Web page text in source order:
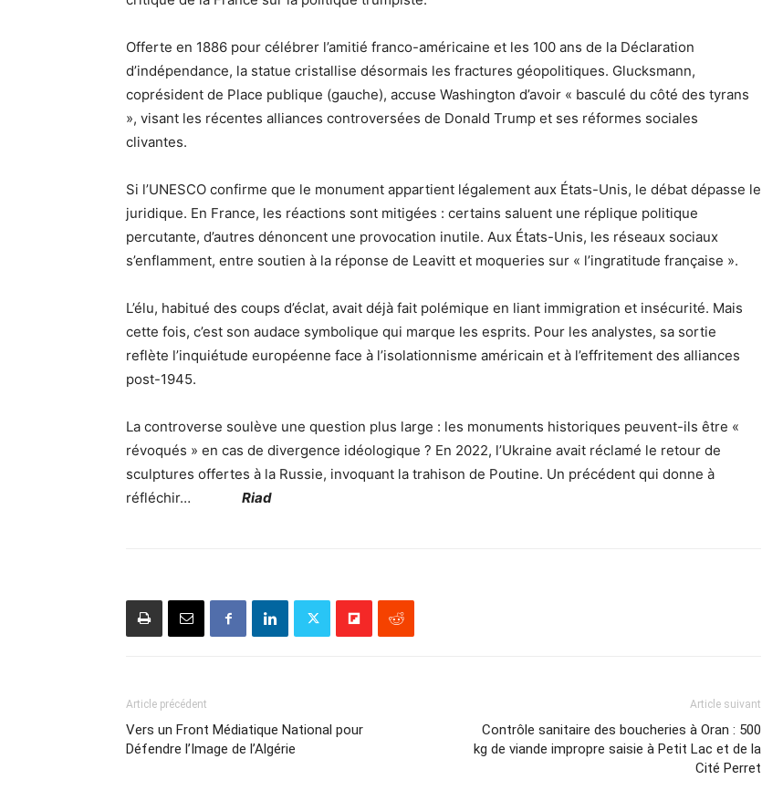
Offerte en 1886 pour célébrer l’amitié franco-américaine et les 100 ans de la Déclaration
d’indépendance, la statue cristallise désormais les fractures géopolitiques. Glucksmann,
coprésident de Place publique (gauche), accuse Washington d’avoir « basculé du côté des tyrans
», visant les récentes alliances controversées de Donald Trump et ses réformes sociales
clivantes.
Si l’UNESCO confirme que le monument appartient légalement aux États-Unis, le débat dépasse le
juridique. En France, les réactions sont mitigées : certains saluent une réplique politique
percutante, d’autres dénoncent une provocation inutile. Aux États-Unis, les réseaux sociaux
s’enflamment, entre soutien à la réponse de Leavitt et moqueries sur « l’ingratitude française ».
L’élu, habitué des coups d’éclat, avait déjà fait polémique en liant immigration et insécurité. Mais
cette fois, c’est son audace symbolique qui marque les esprits. Pour les analystes, sa sortie
reflète l’inquiétude européenne face à l’isolationnisme américain et à l’effritement des alliances
post-1945.
La controverse soulève une question plus large : les monuments historiques peuvent-ils être «
révoqués » en cas de divergence idéologique ? En 2022, l’Ukraine avait réclamé le retour de
sculptures offertes à la Russie, invoquant la trahison de Poutine. Un précédent qui donne à
réfléchir… Riad
Article précédent
Vers un Front Médiatique National pour
Défendre l’Image de l’Algérie
Article suivant
Contrôle sanitaire des boucheries à Oran : 500
kg de viande impropre saisie à Petit Lac et de la
Cité Perret